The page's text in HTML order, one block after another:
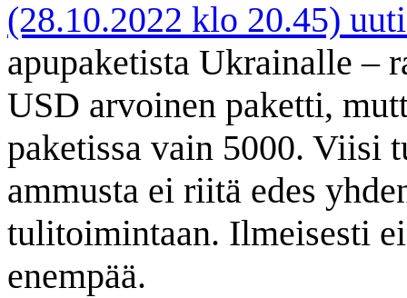
(28.10.2022 klo 20.45)
apupaketista Ukrainalle –
USD arvoinen paketti,
paketissa vain 5000. Viisi
ammusta ei riitä edes
tulitoimintaan. Ilmeisesti
enempää.